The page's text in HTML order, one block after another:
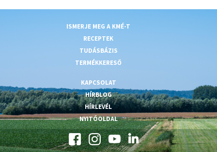
ISMERJE MEG A KMÉ-T
RECEPTEK
TUDÁSBÁZIS
TERMÉKKERESŐ
KAPCSOLAT
HÍRBLOG
HÍRLEVÉL
NYITÓOLDAL